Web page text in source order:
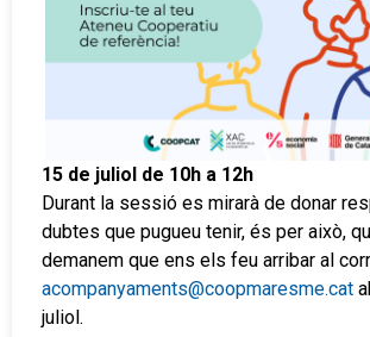
15 de juliol de 10h a 12h
Durant la sessió es mirarà de donar
dubtes que pugueu tenir, és per això,
demanem que ens els feu arribar al
acompanyaments@coopmaresme.cat
juliol.